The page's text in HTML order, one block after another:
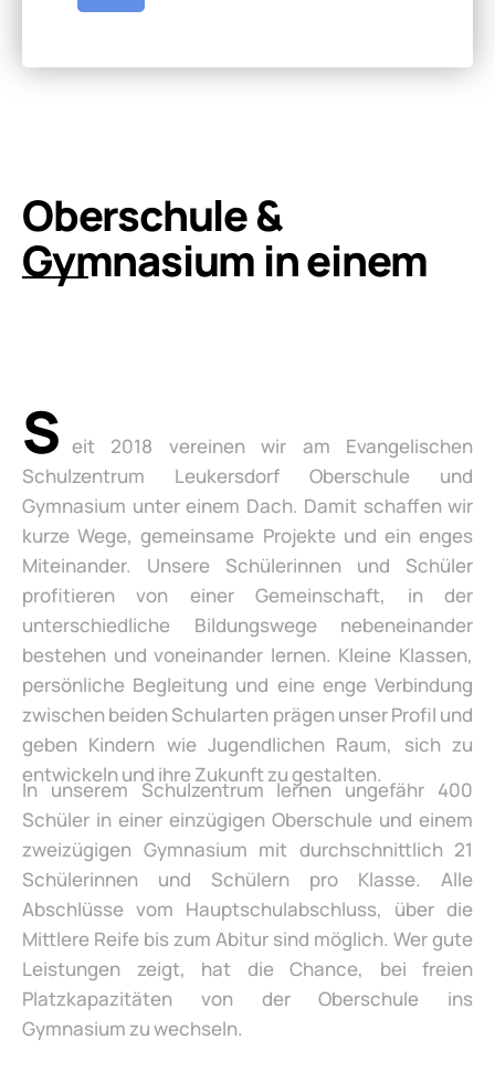
Oberschule &
Gymnasium in einem
S eit 2018 vereinen wir am Evangelischen
Schulzentrum Leukersdorf Oberschule und
Gymnasium unter einem Dach. Damit schaffen wir
kurze Wege, gemeinsame Projekte und ein enges
Miteinander. Unsere Schülerinnen und Schüler
profitieren von einer Gemeinschaft, in der
unterschiedliche Bildungswege nebeneinander
bestehen und voneinander lernen. Kleine Klassen,
persönliche Begleitung und eine enge Verbindung
zwischen beiden Schularten prägen unser Profil und
geben Kindern wie Jugendlichen Raum, sich zu
entwickeln und ihre Zukunft zu gestalten.
In unserem Schulzentrum lernen ungefähr 400
Schüler in einer einzügigen Oberschule und einem
zweizügigen Gymnasium mit durchschnittlich 21
Schülerinnen und Schülern pro Klasse. Alle
Abschlüsse vom Hauptschulabschluss, über die
Mittlere Reife bis zum Abitur sind möglich. Wer gute
Leistungen zeigt, hat die Chance, bei freien
Platzkapazitäten von der Oberschule ins
Gymnasium zu wechseln.